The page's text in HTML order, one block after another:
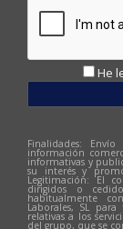
He
Finalidades:
información
informativas y
su interés y
Legitimación: El
dirigidos o
habitualmente
Laborales, SL
relativas a los
del grupo, que se